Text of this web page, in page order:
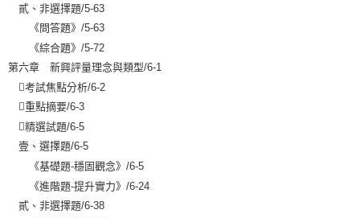
貳、非選擇題/5-63
《問答題》/5-63
《綜合題》/5-72
第六章 新興評量理念與類型/6-1
考試焦點分析/6-2
重點摘要/6-3
精選試題/6-5
壹、選擇題/6-5
《基礎題-穩固觀念》/6-5
《進階題-提升實力》/6-24
貳、非選擇題/6-38